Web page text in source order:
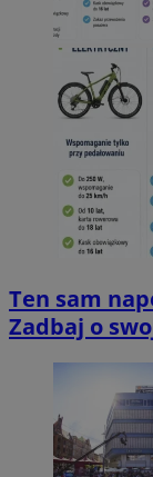
Ten sam
Zadbaj o